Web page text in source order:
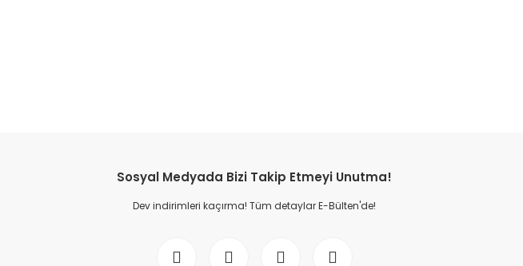
Sosyal Medyada Bizi Takip Etmeyi Unutma!
Dev indirimleri kaçırma! Tüm detaylar E-Bülten'de!